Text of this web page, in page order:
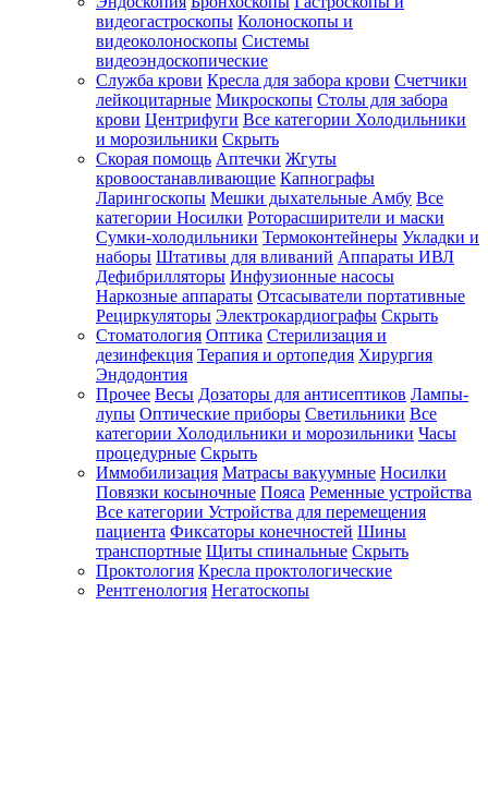
видеогастроскопы Колоноскопы и
видеоколоноскопы Системы
видеоэндоскопические
Служба крови Кресла для забора крови Счетчики
лейкоцитарные Микроскопы Столы для забора
крови Центрифуги Все категории Холодильники
и морозильники Скрыть
Скорая помощь Аптечки Жгуты
кровоостанавливающие Капнографы
Ларингоскопы Мешки дыхательные Амбу Все
категории Носилки Роторасширители и маски
Сумки-холодильники Термоконтейнеры Укладки и
наборы Штативы для вливаний Аппараты ИВЛ
Дефибрилляторы Инфузионные насосы
Наркозные аппараты Отсасыватели портативные
Рециркуляторы Электрокардиографы Скрыть
Стоматология Оптика Стерилизация и
дезинфекция Терапия и ортопедия Хирургия
Эндодонтия
Прочее Весы Дозаторы для антисептиков Лампы-
лупы Оптические приборы Светильники Все
категории Холодильники и морозильники Часы
процедурные Скрыть
Иммобилизация Матрасы вакуумные Носилки
Повязки косыночные Пояса Ременные устройства
Все категории Устройства для перемещения
пациента Фиксаторы конечностей Шины
транспортные Щиты спинальные Скрыть
Проктология Кресла проктологические
Рентгенология Негатоскопы